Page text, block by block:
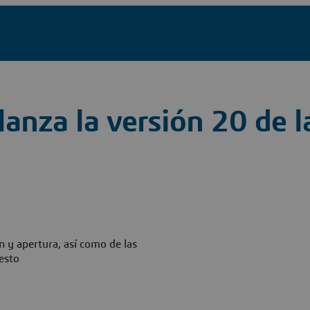
la versión 20 de
y apertura, así como de las